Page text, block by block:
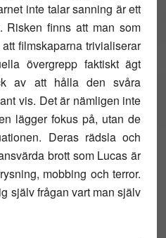
inte talar sanning är ett
Risken finns att man som
filmskaparna trivialiserar
övergrepp faktiskt ägt
av att hålla den svåra
vis. Det är nämligen inte
lägger fokus på, utan de
Deras rädsla och
brott som Lucas är
mobbing och terror.
själv frågan vart man själv